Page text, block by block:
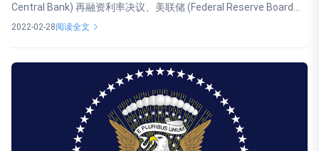
Central Bank) 再融资利率决议、美联储 (Federal Reserve Board...
2022-02-28阅读全文